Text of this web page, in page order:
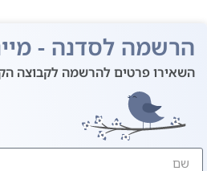
הרשמה לסדנה -
השאירו פרטים להרשמה לקבוצה